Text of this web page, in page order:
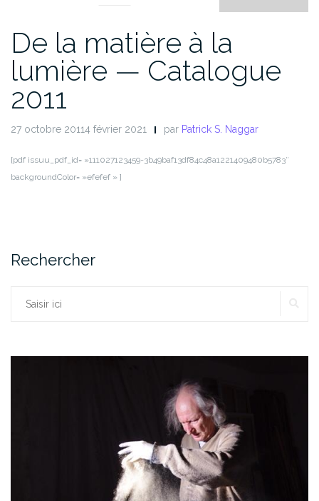
De la matière à la
lumière — Catalogue
2011
27 octobre 20114 février 2021 par Patrick S. Naggar
[pdf issuu_pdf_id= »111027123459-3b49baf13df84c48a1221409480b5783″
backgroundColor= »efefef » ]
Rechercher
Rechercher :